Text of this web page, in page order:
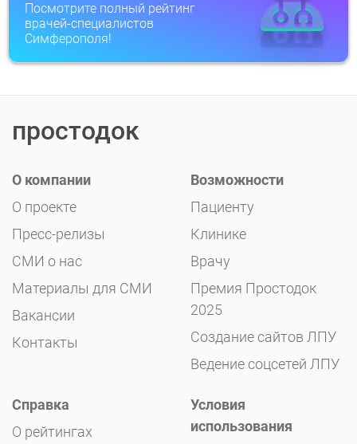
Посмотрите полный рейтинг
врачей-специалистов
Симферополя!
простодок
О компании
О проекте
Пресс-релизы
СМИ о нас
Материалы для СМИ
Вакансии
Контакты
Возможности
Пациенту
Клинике
Врачу
Премия Простодок
2025
Создание сайтов ЛПУ
Ведение соцсетей ЛПУ
Справка
О рейтингах
Условия
использования